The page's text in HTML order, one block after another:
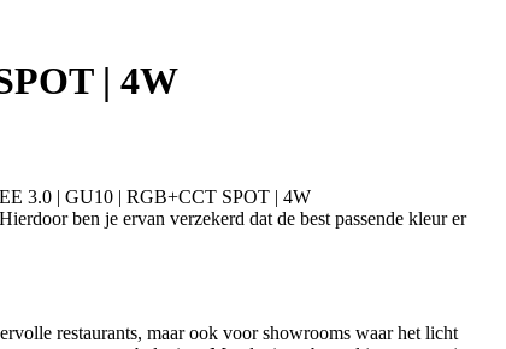
| 4W
3.0 | GU10 | RGB+CCT SPOT | 4W
ben je ervan verzekerd dat de best passende kleur er
restaurants, maar ook voor showrooms waar het licht